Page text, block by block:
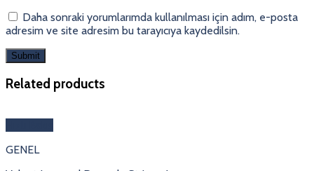
Daha sonraki yorumlarımda kullanılması için adım, e-posta
adresim ve site adresim bu tarayıcıya kaydedilsin.
Related products
GENEL